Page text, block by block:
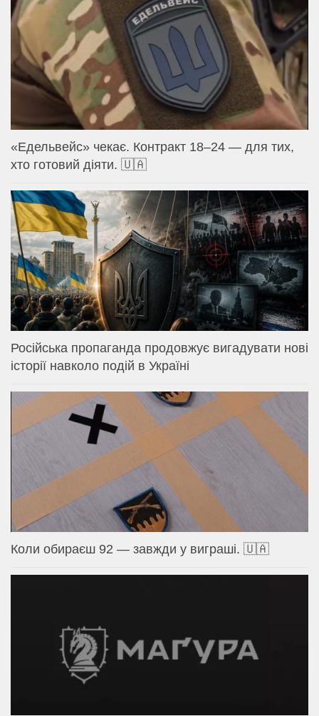
«Едельвейс» чекає. Контракт 18–24 — для тих,
хто готовий діяти. 🇺🇦
Російська пропаганда продовжує вигадувати нові
історії навколо подій в Україні
Коли обираєш 92 — завжди у виграші. 🇺🇦